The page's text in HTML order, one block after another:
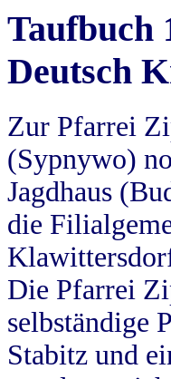
Taufbuch
Deutsch
Zur Pfarrei
(Sypnywo)
Jagdhaus
die
Die Pfarrei
selbständige
Stabitz und